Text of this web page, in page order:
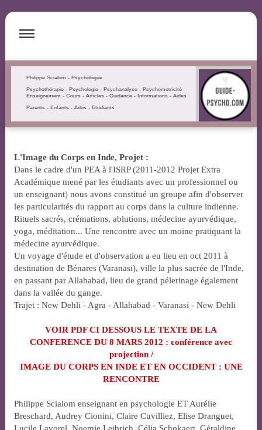
Philippe Scialom - Psychologue
Psychothérapie - Psychologie - Psychanalyse - Psychomotricité
Enseignement - Cours - Articles - Guidance - Informations - Aides
Parents - Enfants - Ados - Etudiants
L'Image du Corps en Inde, Projet :
Dans le cadre d'un PEA à l'ISRP (2011-2012 Projet Extra
Académique mené par les étudiants avec un professionnel ou
un enseignant) nous avons constitué un groupe afin d'observer
les particularités du rapport au corps dans la culture indienne.
Rituels sacrés, crémations, ablutions, médecine ayurvédique,
yoga, méditation... Une rencontre avec un moine pratiquant la
médecine ayurvédique.
Un voyage d'étude et d'observation a eu lieu en oct 2011 à
destination de Bénares (Varanasi), ville la plus sacrée de l'Inde,
en passant par Allahabad, lieu de grand pélerinage également
dans la vallée du gange.
Trajet : New Dehli - Agra - Allahabad - Varanasi - New Dehli
VOIR PDF CI DESSOUS LE TEXTE DE LA
CONFERENCE DU 8 MARS 2012 : conférence avec
projection /
IMAGE DU CORPS EN INDE ET EN OCCIDENT : UNE
RENCONTRE
Philippe Scialom enseignant en psychologie ET Aurélie
Breschard, Audrey Cionini, Claire Cuvilliez, Elise Dranguet,